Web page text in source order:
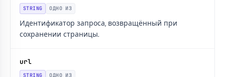
STRING ОДНО ИЗ
Идентификатор запроса, возвращённый при
сохранении страницы.
url
STRING ОДНО ИЗ